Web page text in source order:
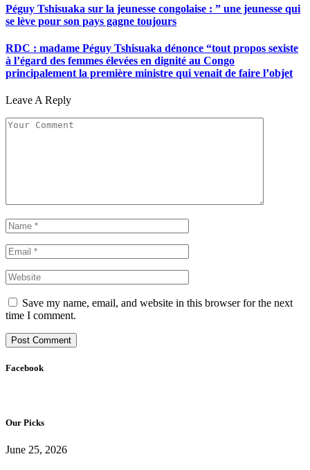
Péguy Tshisuaka sur la jeunesse congolaise : ” une jeunesse qui
se lève pour son pays gagne toujours
RDC : madame Péguy Tshisuaka dénonce “tout propos sexiste
à l’égard des femmes élevées en dignité au Congo
principalement la première ministre qui venait de faire l’objet
Leave A Reply
Save my name, email, and website in this browser for the next
time I comment.
Facebook
Our Picks
June 25, 2026